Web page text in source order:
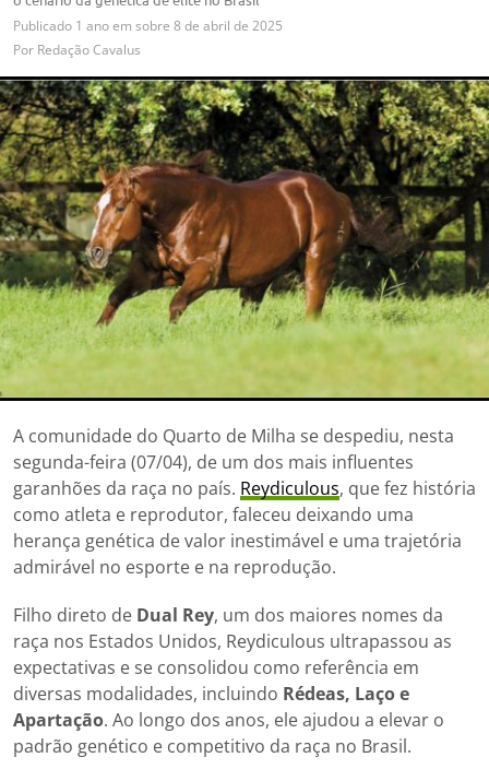
Publicado 1 ano em sobre 8 de abril de 2025
Por Redação Cavalus
A comunidade do Quarto de Milha se despediu, nesta
segunda-feira (07/04), de um dos mais influentes
garanhões da raça no país. Reydiculous, que fez história
como atleta e reprodutor, faleceu deixando uma
herança genética de valor inestimável e uma trajetória
admirável no esporte e na reprodução.
Filho direto de Dual Rey, um dos maiores nomes da
raça nos Estados Unidos, Reydiculous ultrapassou as
expectativas e se consolidou como referência em
diversas modalidades, incluindo Rédeas, Laço e
Apartação. Ao longo dos anos, ele ajudou a elevar o
padrão genético e competitivo da raça no Brasil.